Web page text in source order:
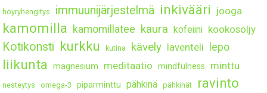
höyryhengitys immuunijärjestelmä inkivääri jooga
kamomilla kamomillatee kaura kofeiini kookosöljy
Kotikonsti kurkku kutina kävely laventeli lepo
liikunta magnesium meditaatio mindfulness minttu
nesteytys omega-3 piparminttu pähkinä pähkinät ravinto